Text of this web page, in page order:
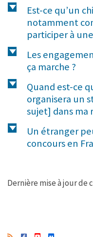
d
Est-ce qu’un
notamment
participer à
d
Les
ça marche ?
d
Quand est-ce
organisera un
sujet] dans ma
d
Un étranger
concours en
Dernière mise à jour de